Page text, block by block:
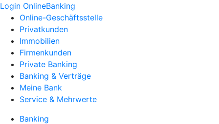
Login OnlineBanking
Online-Geschäftsstelle
Privatkunden
Immobilien
Firmenkunden
Private Banking
Banking & Verträge
Meine Bank
Service & Mehrwerte
Banking